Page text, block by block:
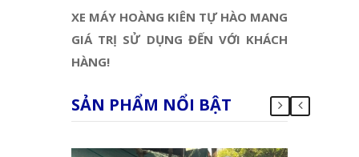
XE MÁY HOÀNG KIÊN TỰ HÀO MANG
GIÁ TRỊ SỬ DỤNG ĐẾN VỚI KHÁCH
HÀNG!
SẢN PHẨM NỔI BẬT